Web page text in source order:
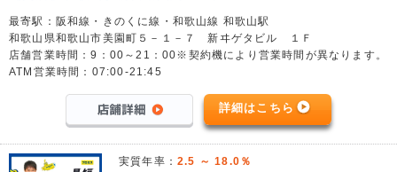
最寄駅：阪和線・きのくに線・和歌山線 和歌山駅
和歌山県和歌山市美園町５－１－７ 新ヰゲタビル １Ｆ
店舗営業時間：9：00～21：00※契約機により営業時間が異なります。
ATM営業時間：07:00-21:45
詳細はこちら
実質年率： 2.5 ～ 18.0％